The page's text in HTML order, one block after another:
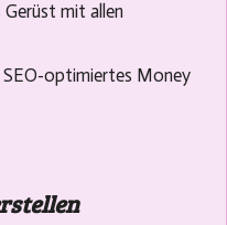
mit allen
optimiertes Money